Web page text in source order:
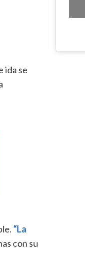
ida se
“La
con su